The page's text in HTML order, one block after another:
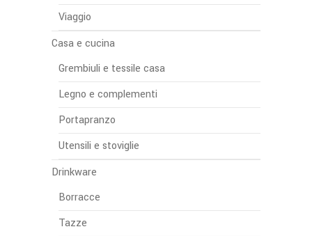
Viaggio
Casa e cucina
Grembiuli e tessile casa
Legno e complementi
Portapranzo
Utensili e stoviglie
Drinkware
Borracce
Tazze